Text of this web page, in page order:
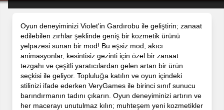
Oyun deneyiminizi Violet'in Gardırobu ile geliştirin; zanaat
edilebilen zırhlar şeklinde geniş bir kozmetik ürünü
yelpazesi sunan bir mod! Bu eşsiz mod, akıcı
animasyonlar, kesintisiz gezinti için özel bir zanaat
tezgahı ve çeşitli yaratıcılardan gelen artan bir ürün
seçkisi ile geliyor. Topluluğa katılın ve oyun içindeki
stilinizi ifade ederken VeryGames ile birinci sınıf sunucu
barındırmanın tadını çıkarın. Oyun deneyiminizi artırın ve
her macerayı unutulmaz kılın; muhteşem yeni kozmetikler